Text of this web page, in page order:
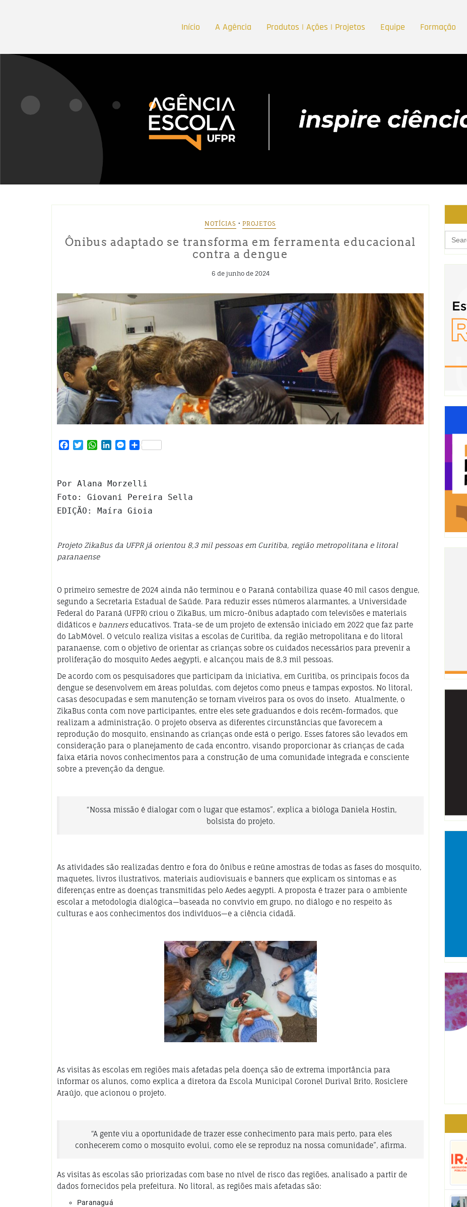
Início A Agência Produtos | Ações | Projetos Equipe Formação
NOTÍCIAS • PROJETOS
Ônibus adaptado se transforma em ferramenta educacional
contra a dengue
6 de junho de 2024
Facebook
TwitterWhatsApp
LinkedInMessenger
Share
Por Alana Morzelli
Foto: Giovani Pereira Sella
EDIÇÃO: Maíra Gioia
Projeto ZikaBusda UFPR já orientou 8,3 mil pessoas em Curitiba, região metropolitana e litoral
paranaense
O primeiro semestre de 2024 ainda não terminou e o Paraná contabiliza quase 40 mil casos dengue,
segundo a Secretaria Estadual de Saúde. Para reduzir esses números alarmantes, a Universidade
Federal do Paraná (UFPR) criou o ZikaBus, um micro-ônibus adaptado com televisões e materiais
didáticos e bannerseducativos. Trata-se de um projeto de extensão iniciado em 2022 que faz parte
do LabMóvel. O veículo realiza visitas a escolas de Curitiba, da região metropolitana e do litoral
paranaense, com o objetivo de orientar as crianças sobre os cuidados necessários para prevenir a
proliferação do mosquito Aedes aegypti, e alcançou mais de 8,3 mil pessoas.
De acordo com os pesquisadores que participam da iniciativa, em Curitiba, os principais focos da
dengue se desenvolvem em áreas poluídas, com dejetos como pneus e tampas expostos. No litoral,
casas desocupadas e sem manutenção se tornam viveiros para os ovos do inseto. Atualmente, o
ZikaBus conta com nove participantes, entre eles sete graduandos e dois recém-formados, que
realizam a administração. O projeto observa as diferentes circunstâncias que favorecem a
reprodução do mosquito, ensinando as crianças onde está o perigo. Esses fatores são levados em
consideração para o planejamento de cada encontro, visando proporcionar às crianças de cada
faixa etária novos conhecimentos para a construção de uma comunidade integrada e consciente
sobre a prevenção da dengue.
“Nossa missão é dialogar com o lugar que estamos”, explica a bióloga Daniela Hostin,
bolsista do projeto.
As atividades são realizadas dentro e fora do ônibus e reúne amostras de todas as fases do mosquito,
maquetes, livros ilustrativos, materiais audiovisuais e banners que explicam os sintomas e as
diferenças entre as doenças transmitidas pelo Aedes aegypti. A proposta é trazer para o ambiente
escolar a metodologia dialógica—baseada no convívio em grupo, no diálogo e no respeito às
culturas e aos conhecimentos dos indivíduos—e a ciência cidadã.
As visitas às escolas em regiões mais afetadas pela doença são de extrema importância para
informar os alunos, como explica a diretora da Escola Municipal Coronel Durival Brito, Rosiclere
Araújo, que acionou o projeto.
“A gente viu a oportunidade de trazer esse conhecimento para mais perto, para eles
conhecerem como o mosquito evolui, como ele se reproduz na nossa comunidade”, afirma.
As visitas às escolas são priorizadas com base no nível de risco das regiões, analisado a partir de
dados fornecidos pela prefeitura. No litoral, as regiões mais afetadas são:
Paranaguá
Search
for: